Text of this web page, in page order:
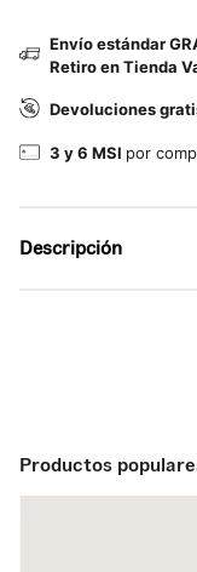
Envío estándar
Devoluciones
3 y 6 MSI por
Descripción
Productos